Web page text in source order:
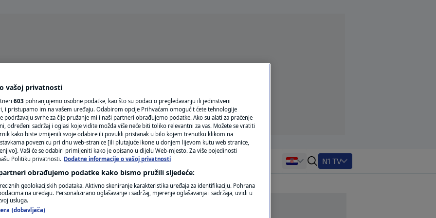
VRIJEME
N1 TEME
N1 TV
vašoj privatnosti
603 pohranjujemo osobne podatke, kao što su podaci o pregledavanju ili jedinstveni
i pristupamo im na vašem uređaju. Odabirom opcije Prihvaćam omogućit ćete tehnologije
podržavaju svrhe za čije pružanje mi i naši partneri obrađujemo podatke. Ako su alati za praćenje
određeni sadržaj i oglasi koje vidite možda više neće biti toliko relevantni za vas. Možete se vratiti
kako biste izmijenili svoje odabire ili povukli pristanak u bilo kojem trenutku klikom na
poveznicu pri dnu web-stranice [ili plutajuće ikone u donjem lijevom kutu web stranice,
Vaši će se odabiri primijeniti kako je opisano u dijelu Web-mjesto. Za više pojedinosti
Politiku privatnosti. Dodatne informacije o vašoj privatnosti
obrađujemo podatke kako bismo pružili sljedeće:
geolokacijskih podataka. Aktivno skeniranje karakteristika uređaja za identifikaciju. Pohrana
na uređaju. Personalizirano oglašavanje i sadržaj, mjerenje oglašavanja i sadržaja, uvidi u
usluga.
(dobavljača)